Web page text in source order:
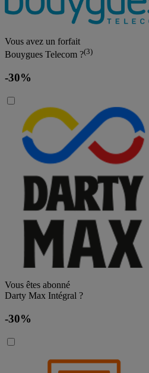
Vous avez un forfait
Bouygues Telecom ?(3)
-30%
Vous êtes abonné
Darty Max Intégral ?
-30%